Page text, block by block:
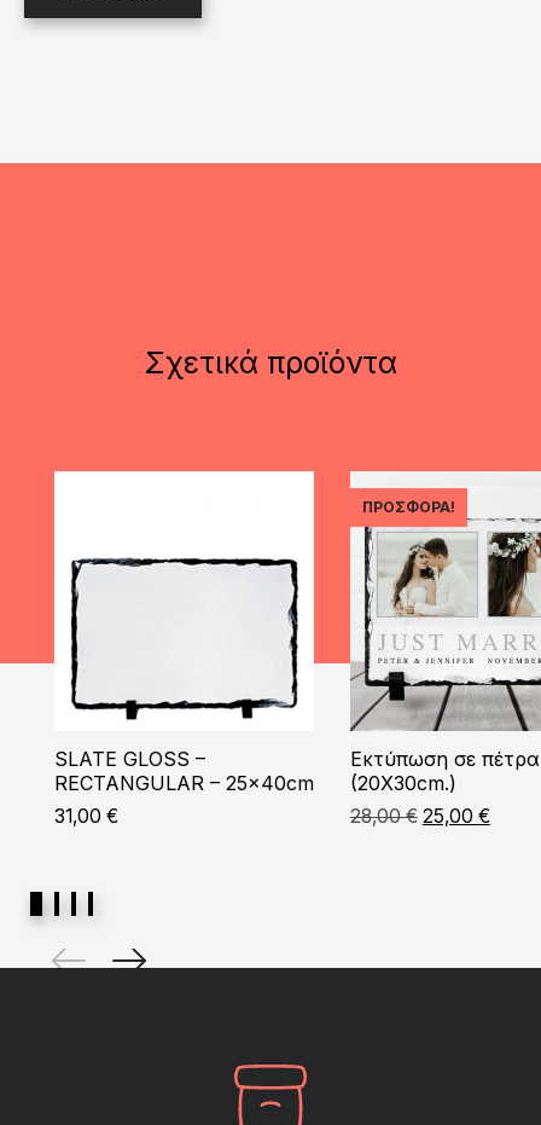
Σχετικά προϊόντα
SLATE GLOSS –
RECTANGULAR – 25x40cm
31,00 €
ΠΡΟΣΦΟΡΆ!
Εκτύπωση σε πέτρα
(20X30cm.)
28,00€ Original
25,00 €Η